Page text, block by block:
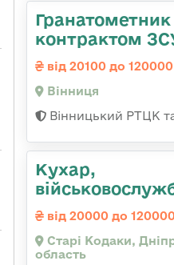
Гранатометник
контрактом
від 20100 до
Вінниця
Вінницький РТЦК
Кухар,
від 20000 до
Старі Кодаки,
область